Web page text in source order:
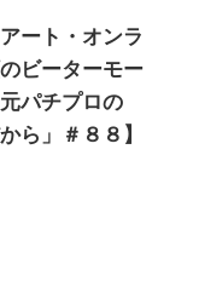
ート・オンラ
ビーターモー
パチプロの
ら」＃８８】